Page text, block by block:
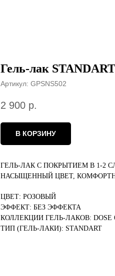
Гель-лак
Артикул: GPSNS502
2 900 р.
В КОРЗИНУ
ГЕЛЬ-ЛАК С ПОКРЫТИЕМ В 1-2
НАСЫЩЕННЫЙ ЦВЕТ,
ЦВЕТ: РОЗОВЫЙ
ЭФФЕКТ: БЕЗ ЭФФЕКТА
КОЛЛЕКЦИИ ГЕЛЬ-ЛАКОВ: DOSE
ТИП (ГЕЛЬ-ЛАКИ): STANDART